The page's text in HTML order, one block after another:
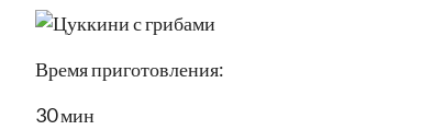
Время приготовления:
30 мин